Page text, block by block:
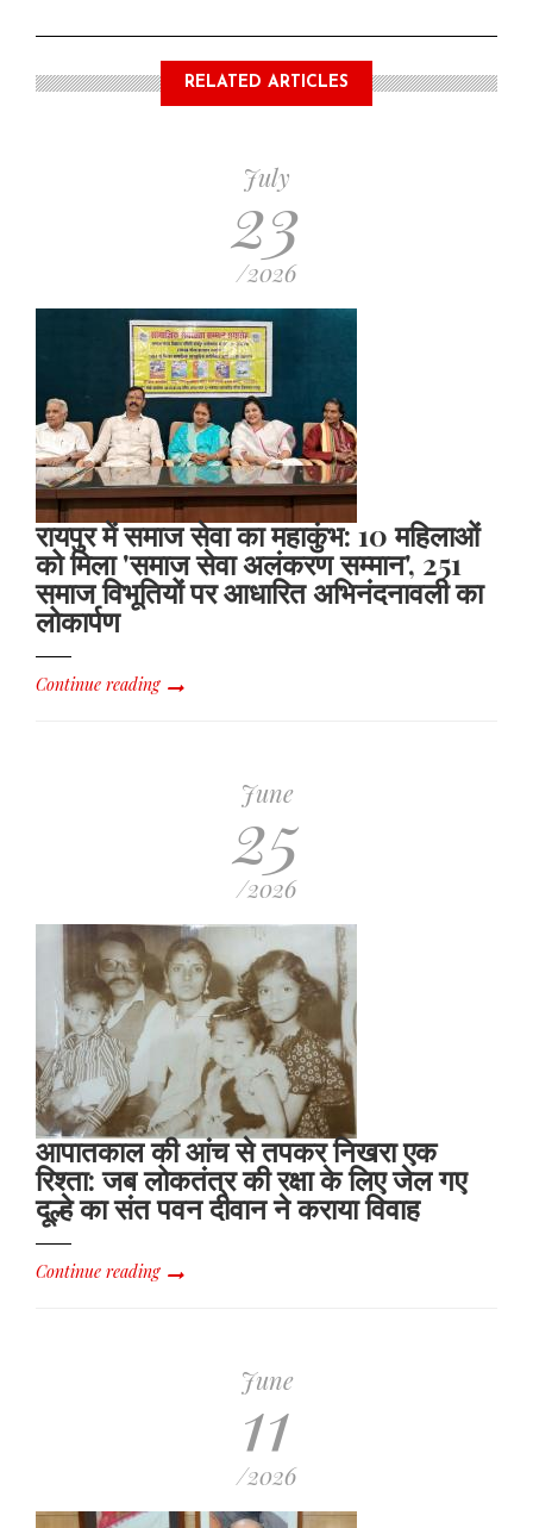
RELATED ARTICLES
July
23
/2026
रायपुर में समाज सेवा का महाकुंभ: 10 महिलाओं
को मिला 'समाज सेवा अलंकरण सम्मान', 251
समाज विभूतियों पर आधारित अभिनंदनावली का
लोकार्पण
Continue reading
June
25
/2026
आपातकाल की आंच से तपकर निखरा एक
रिश्ता: जब लोकतंत्र की रक्षा के लिए जेल गए
दूल्हे का संत पवन दीवान ने कराया विवाह
Continue reading
June
11
/2026